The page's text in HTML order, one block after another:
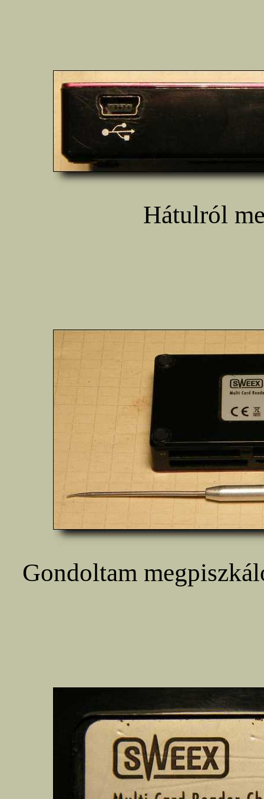
Hátulról
Gondoltam